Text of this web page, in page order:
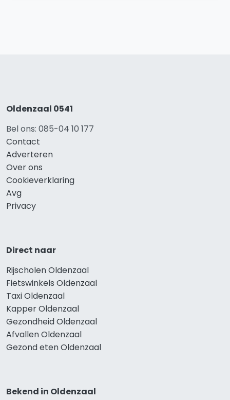
Oldenzaal 0541
Bel ons: 085-04 10 177
Contact
Adverteren
Over ons
Cookieverklaring
Avg
Privacy
Direct naar
Rijscholen Oldenzaal
Fietswinkels Oldenzaal
Taxi Oldenzaal
Kapper Oldenzaal
Gezondheid Oldenzaal
Afvallen Oldenzaal
Gezond eten Oldenzaal
Bekend in Oldenzaal